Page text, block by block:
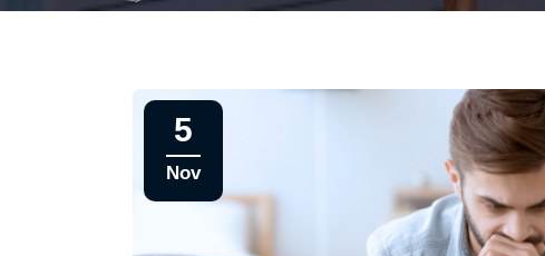
5
Nov